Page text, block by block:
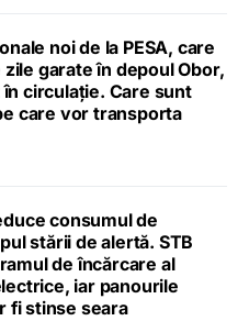
noi de la PESA, care
garate în depoul Obor,
circulație. Care sunt
care vor transporta
consumul de
stării de alertă. STB
de încărcare al
iar panourile
fi stinse seara